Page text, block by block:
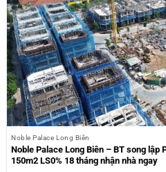
Noble Palace Long Biên
Noble Palace Long Biên – BT song lập
150m2 LS0% 18 tháng nhận nhà ngay